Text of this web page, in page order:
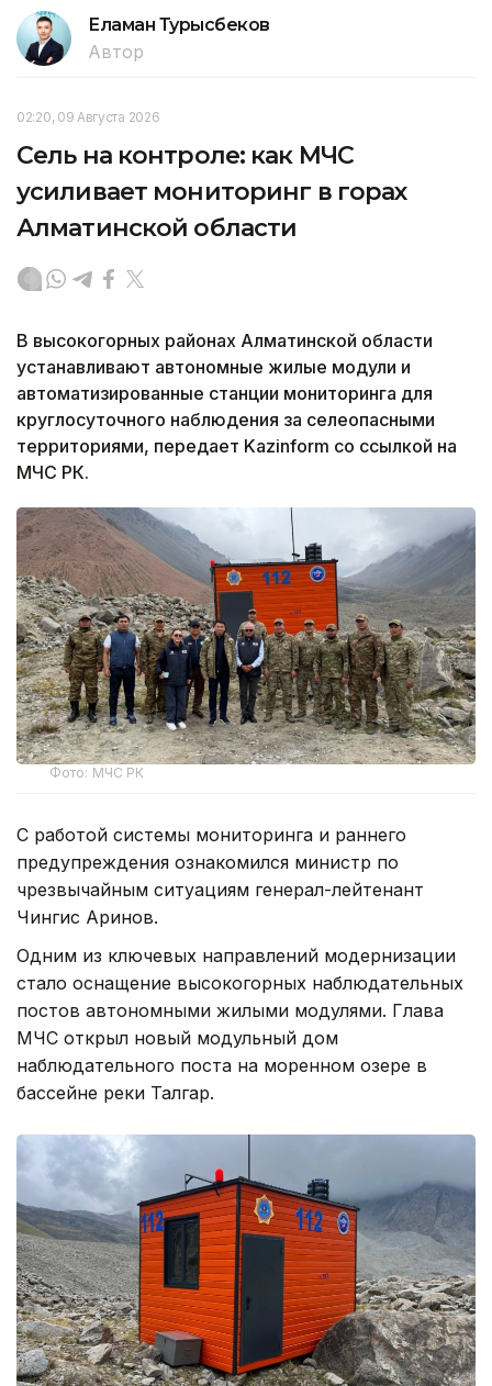
Еламан Турысбеков
Автор
02:20, 09 Августа 2026
Сель на контроле: как МЧС
усиливает мониторинг в горах
Алматинской области
В высокогорных районах Алматинской области
устанавливают автономные жилые модули и
автоматизированные станции мониторинга для
круглосуточного наблюдения за селеопасными
территориями, передает Kazinform со ссылкой на
МЧС РК.
Фото: МЧС РК
С работой системы мониторинга и раннего
предупреждения ознакомился министр по
чрезвычайным ситуациям генерал-лейтенант
Чингис Аринов.
Одним из ключевых направлений модернизации
стало оснащение высокогорных наблюдательных
постов автономными жилыми модулями. Глава
МЧС открыл новый модульный дом
наблюдательного поста на моренном озере в
бассейне реки Талгар.